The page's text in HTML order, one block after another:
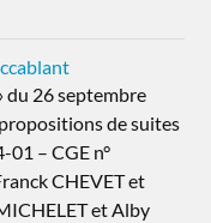
du 26 septembre
de suites
01 – CGE n°
CHEVET et
et Alby